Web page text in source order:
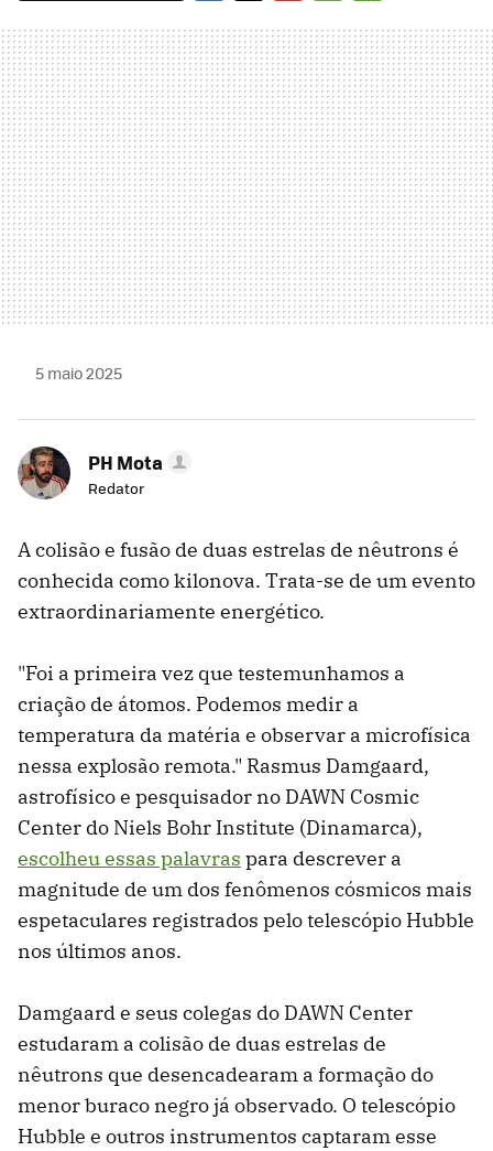
MAIL
5 maio 2025
PH Mota
Redator
A colisão e fusão de duas estrelas de nêutrons é
conhecida como kilonova. Trata-se de um evento
extraordinariamente energético.
"Foi a primeira vez que testemunhamos a
criação de átomos. Podemos medir a
temperatura da matéria e observar a microfísica
nessa explosão remota." Rasmus Damgaard,
astrofísico e pesquisador no DAWN Cosmic
Center do Niels Bohr Institute (Dinamarca),
escolheu essas palavras para descrever a
magnitude de um dos fenômenos cósmicos mais
espetaculares registrados pelo telescópio Hubble
nos últimos anos.
Damgaard e seus colegas do DAWN Center
estudaram a colisão de duas estrelas de
nêutrons que desencadearam a formação do
menor buraco negro já observado. O telescópio
Hubble e outros instrumentos captaram esse